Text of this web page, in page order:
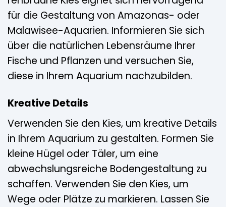
für die Gestaltung von Amazonas- oder
Malawisee-Aquarien. Informieren Sie sich
über die natürlichen Lebensräume Ihrer
Fische und Pflanzen und versuchen Sie,
diese in Ihrem Aquarium nachzubilden.
Kreative Details
Verwenden Sie den Kies, um kreative Details
in Ihrem Aquarium zu gestalten. Formen Sie
kleine Hügel oder Täler, um eine
abwechslungsreiche Bodengestaltung zu
schaffen. Verwenden Sie den Kies, um
Wege oder Plätze zu markieren. Lassen Sie